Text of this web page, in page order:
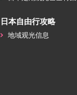
日本自由行攻略
地域观光信息